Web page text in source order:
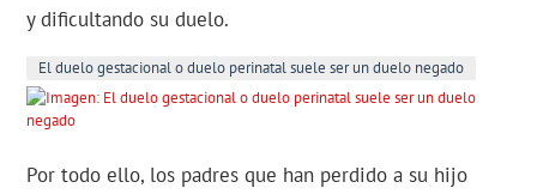
y dificultando su duelo.
El duelo gestacional o duelo perinatal suele ser un duelo negado
Por todo ello, los padres que han perdido a su hijo